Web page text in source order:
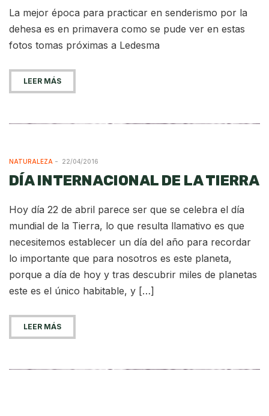
La mejor época para practicar en senderismo por la
dehesa es en primavera como se pude ver en estas
fotos tomas próximas a Ledesma
LEER MÁS
NATURALEZA 22/04/2016
DÍA INTERNACIONAL DE LA TIERRA
Hoy día 22 de abril parece ser que se celebra el día
mundial de la Tierra, lo que resulta llamativo es que
necesitemos establecer un día del año para recordar
lo importante que para nosotros es este planeta,
porque a día de hoy y tras descubrir miles de planetas
este es el único habitable, y […]
LEER MÁS